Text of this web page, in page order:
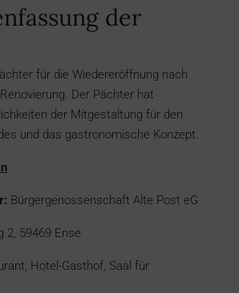
der
für die Wiedereröffnung nach
Der Pächter hat
der Mitgestaltung für den
und das gastronomische Konzept.
Bürgergenossenschaft Alte Post eG
2, 59469 Ense
Hotel-Gasthof, Saal für